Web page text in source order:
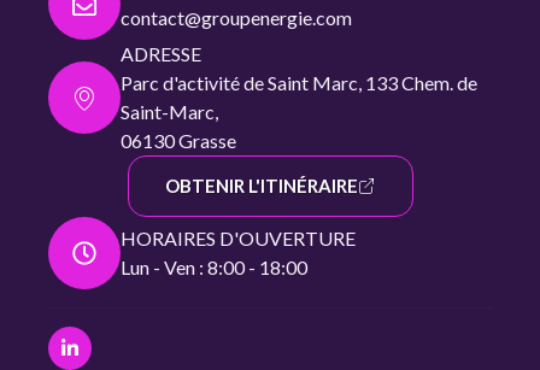
contact@groupenergie.com
ADRESSE
Parc d'activité de Saint Marc, 133 Chem. de
Saint-Marc,
06130 Grasse
OBTENIR L'ITINÉRAIRE
HORAIRES D'OUVERTURE
Lun - Ven : 8:00 - 18:00